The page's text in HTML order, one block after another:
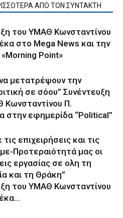
ΑΠΟ ΤΟΝ ΣΥΝΤΑΚΤΗ
του ΥΜΑΘ Κωνσταντίνου
στο Mega News και την
Point»
μετατρέψουν την
σε σόου” Συνέντευξη
Κωνσταντίνου Π.
στην εφημερίδα “Political”
επιχειρήσεις και τις
Προτεραιότητά μας οι
εργασίας σε ολη τη
και τη Θράκη”
του ΥΜΑΘ Κωνσταντίνου